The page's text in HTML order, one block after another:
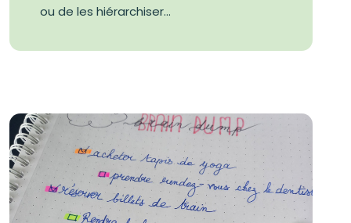
ou de les hiérarchiser...